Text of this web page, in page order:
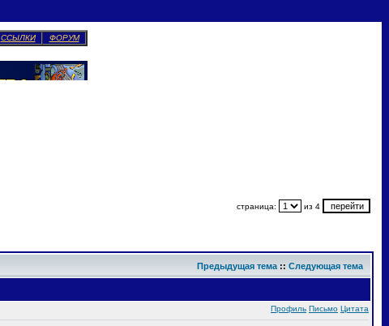
ССЫЛКИ ФОРУМ
страница: из 4
Предыдущая тема :: Следующая тема
Профиль Письмо Цитата